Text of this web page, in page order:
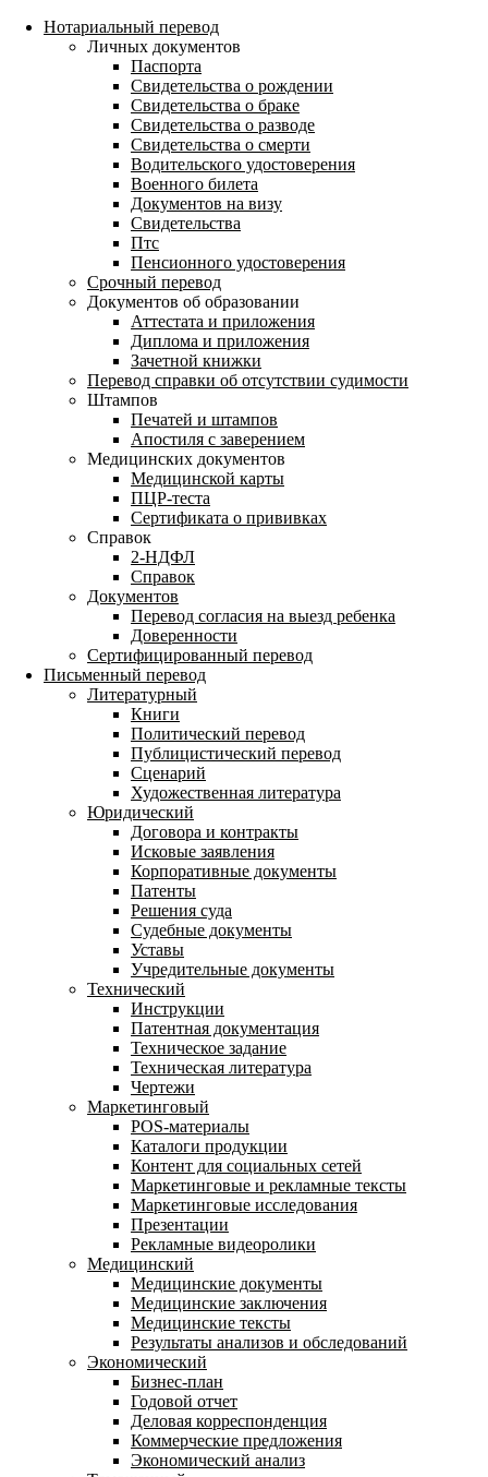
Нотариальный перевод
Личных документов
Паспорта
Свидетельства о рождении
Свидетельства о браке
Свидетельства о разводе
Свидетельства о смерти
Водительского удостоверения
Военного билета
Документов на визу
Свидетельства
Птс
Пенсионного удостоверения
Срочный перевод
Документов об образовании
Аттестата и приложения
Диплома и приложения
Зачетной книжки
Перевод справки об отсутствии судимости
Штампов
Печатей и штампов
Апостиля с заверением
Медицинских документов
Медицинской карты
ПЦР-теста
Сертификата о прививках
Справок
2-НДФЛ
Справок
Документов
Перевод согласия на выезд ребенка
Доверенности
Сертифицированный перевод
Письменный перевод
Литературный
Книги
Политический перевод
Публицистический перевод
Сценарий
Художественная литература
Юридический
Договора и контракты
Исковые заявления
Корпоративные документы
Патенты
Решения суда
Судебные документы
Уставы
Учредительные документы
Технический
Инструкции
Патентная документация
Техническое задание
Техническая литература
Чертежи
Маркетинговый
POS-материалы
Каталоги продукции
Контент для социальных сетей
Маркетинговые и рекламные тексты
Маркетинговые исследования
Презентации
Рекламные видеоролики
Медицинский
Медицинские документы
Медицинские заключения
Медицинские тексты
Результаты анализов и обследований
Экономический
Бизнес-план
Годовой отчет
Деловая корреспонденция
Коммерческие предложения
Экономический анализ